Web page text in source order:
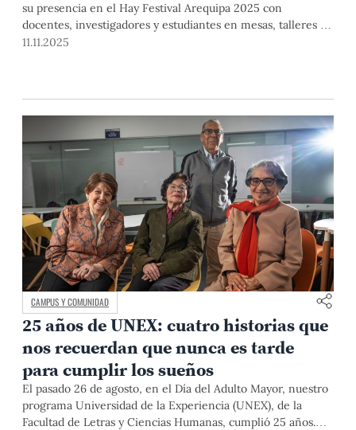
su presencia en el Hay Festival Arequipa 2025 con
docentes, investigadores y estudiantes en mesas, talleres y
homenajes. La delegación universitaria participó en actos
11.11.2025
CAMPUS Y COMUNIDAD
25 años de UNEX: cuatro historias que
nos recuerdan que nunca es tarde
para cumplir los sueños
El pasado 26 de agosto, en el Día del Adulto Mayor, nuestro
programa Universidad de la Experiencia (UNEX), de la
Facultad de Letras y Ciencias Humanas, cumplió 25 años.